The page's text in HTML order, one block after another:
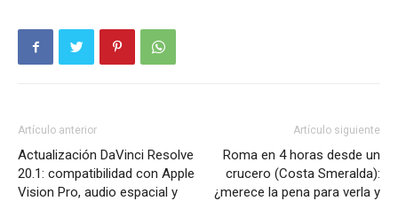
Artículo anterior
Actualización DaVinci Resolve
20.1: compatibilidad con Apple
Vision Pro, audio espacial y
Artículo siguiente
Roma en 4 horas desde un
crucero (Costa Smeralda):
¿merece la pena para verla y